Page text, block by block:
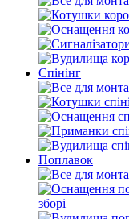
Спінінг
Поплавок
зборі